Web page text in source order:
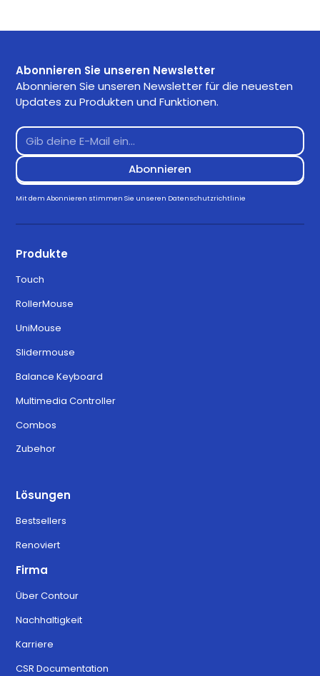
Abonnieren Sie unseren Newsletter
Abonnieren Sie unseren Newsletter für die neuesten
Updates zu Produkten und Funktionen.
Mit dem Abonnieren stimmen Sie unseren Datenschutzrichtlinie
Produkte
Touch
RollerMouse
UniMouse
Slidermouse
Balance Keyboard
Multimedia Controller
Combos
Zubehor
Lösungen
Bestsellers
Renoviert
Firma
Über Contour
Nachhaltigkeit
Karriere
CSR Documentation